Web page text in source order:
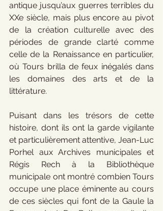
antique jusqu’aux guerres terribles du
XXe siècle, mais plus encore au pivot
de la création culturelle avec des
périodes de grande clarté comme
celle de la Renaissance en particulier,
où Tours brilla de feux inégalés dans
les domaines des arts et de la
littérature.
Puisant dans les trésors de cette
histoire, dont ils ont la garde vigilante
et particulièrement attentive, Jean-Luc
Porhel aux Archives municipales et
Régis Rech à la Bibliothèque
municipale ont montré combien Tours
occupe une place éminente au cours
de ces siècles qui font de la Gaule la